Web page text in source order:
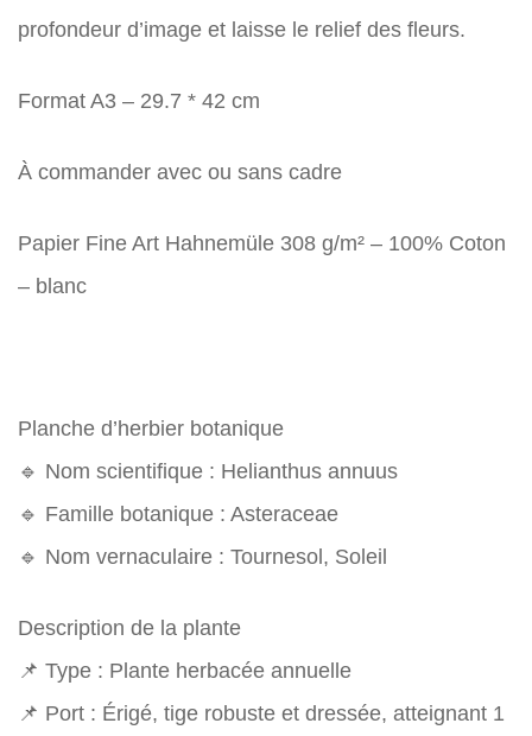
profondeur d’image et laisse le relief des fleurs.
Format A3 – 29.7 * 42 cm
À commander avec ou sans cadre
Papier Fine Art Hahnemüle 308 g/m² – 100% Coton
– blanc
Planche d’herbier botanique
🔹 Nom scientifique : Helianthus annuus
🔹 Famille botanique : Asteraceae
🔹 Nom vernaculaire : Tournesol, Soleil
Description de la plante
📌 Type : Plante herbacée annuelle
📌 Port : Érigé, tige robuste et dressée, atteignant 1